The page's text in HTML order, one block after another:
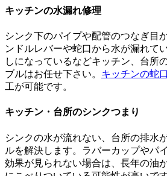
キッチンの水漏れ修理
シンク下のパイプや配管のつなぎ目
ンドルレバーや蛇口から水が漏れて
しになっているなどキッチン、台所
ブルはお任せ下さい。 キッチンの蛇
工が可能です。
キッチン・台所のシンクつまり
シンクの水が流れない、台所の排水
ルを解決します。ラバーカップやパ
効果が見られない場合は、長年の油